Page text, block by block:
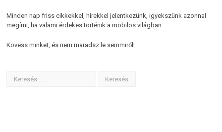
Minden nap friss cikkekkel, hírekkel jelentkezünk, igyekszünk azonnal
megírni, ha valami érdekes történik a mobilos világban.
Kövess minket, és nem maradsz le semmiről!